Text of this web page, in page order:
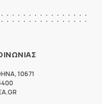
, 10671